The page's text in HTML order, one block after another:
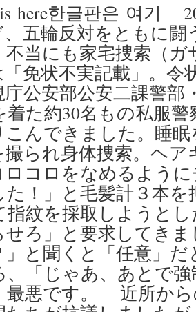
is here한글판은 여기
五輪反対をともに闘
不当にも家宅捜索（
免状不実記載」。令
公安部公安二課警部
た約30名もの私服
んできました。睡
撮られ身体捜索。ヘ
ロコロをなめるよう
！」と毛髪計３本を
指紋を採取しようと
せろ」と要求してき
と聞くと「任意」
、「じゃあ、あとで
最悪です。 近所か